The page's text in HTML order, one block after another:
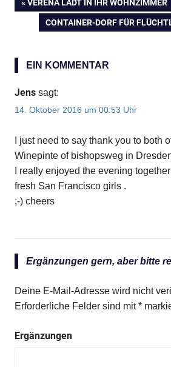
Beitragsnavigation
VORHERIGER
BEITRAG:
VERENA LÄDT IN IHR WOHNZIMMER
NÄCHSTER
CONTAINER-DORF FÜR
EIN KOMMENTAR
Jens sagt:
14. Oktober 2016 um 00:53 Uhr
I just need to say thank you to both
Winepinte of bishopsweg in
I really enjoyed the evening
fresh San Francisco girls .
;-) cheers
Ergänzungen gern, aber bitte
Deine E-Mail-Adresse wird nicht
Erforderliche Felder sind mit*
Ergänzungen